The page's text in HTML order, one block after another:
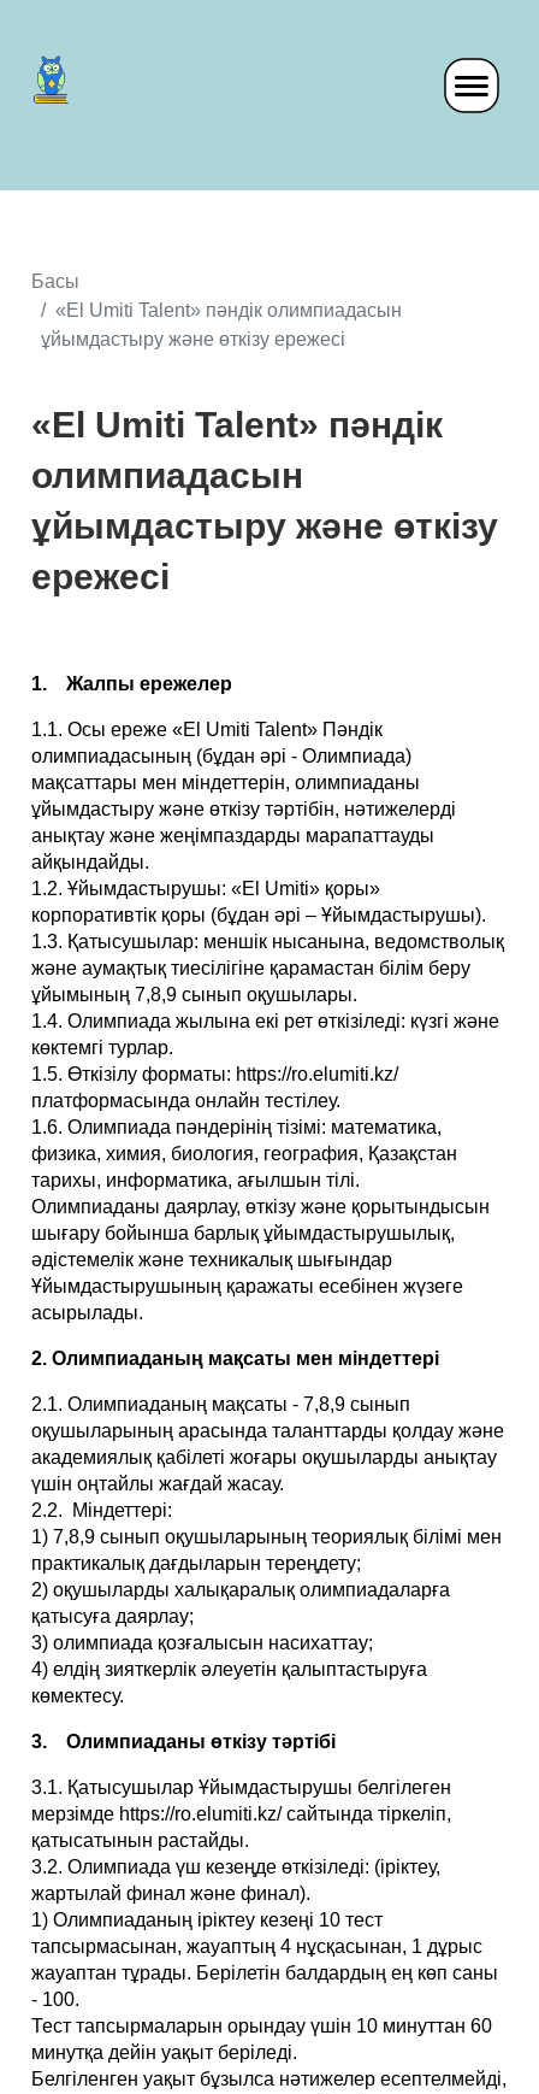
Басы
«El Umiti Talent» пәндік олимпиадасын
ұйымдастыру және өткізу ережесі
«El Umiti Talent» пәндік
олимпиадасын
ұйымдастыру және өткізу
ережесі
1. Жалпы ережелер
1.1. Осы ереже «El Umiti Talent» Пәндік
олимпиадасының (бұдан әрі - Олимпиада)
мақсаттары мен міндеттерін, олимпиаданы
ұйымдастыру және өткізу тәртібін, нәтижелерді
анықтау және жеңімпаздарды марапаттауды
айқындайды.
1.2. Ұйымдастырушы: «El Umiti» қоры»
корпоративтік қоры (бұдан әрі – Ұйымдастырушы).
1.3. Қатысушылар: меншік нысанына, ведомстволық
және аумақтық тиесілігіне қарамастан білім беру
ұйымының 7,8,9 сынып оқушылары.
1.4. Олимпиада жылына екі рет өткізіледі: күзгі және
көктемгі турлар.
1.5. Өткізілу форматы: https://ro.elumiti.kz/
платформасында онлайн тестілеу.
1.6. Олимпиада пәндерінің тізімі: математика,
физика, химия, биология, география, Қазақстан
тарихы, информатика, ағылшын тілі.
Олимпиаданы даярлау, өткізу және қорытындысын
шығару бойынша барлық ұйымдастырушылық,
әдістемелік және техникалық шығындар
Ұйымдастырушының қаражаты есебінен жүзеге
асырылады.
2. Олимпиаданың мақсаты мен міндеттері
2.1. Олимпиаданың мақсаты - 7,8,9 сынып
оқушыларының арасында таланттарды қолдау және
академиялық қабілеті жоғары оқушыларды анықтау
үшін оңтайлы жағдай жасау.
2.2. Міндеттері:
1) 7,8,9 сынып оқушыларының теориялық білімі мен
практикалық дағдыларын тереңдету;
2) оқушыларды халықаралық олимпиадаларға
қатысуға даярлау;
3) олимпиада қозғалысын насихаттау;
4) елдің зияткерлік әлеуетін қалыптастыруға
көмектесу.
3. Олимпиаданы өткізу тәртібі
3.1. Қатысушылар Ұйымдастырушы белгілеген
мерзімде https://ro.elumiti.kz/ сайтында тіркеліп,
қатысатынын растайды.
3.2. Олимпиада үш кезеңде өткізіледі: (іріктеу,
жартылай финал және финал).
1) Олимпиаданың іріктеу кезеңі 10 тест
тапсырмасынан, жауаптың 4 нұсқасынан, 1 дұрыс
жауаптан тұрады. Берілетін балдардың ең көп саны
- 100.
Тест тапсырмаларын орындау үшін 10 минуттан 60
минутқа дейін уақыт беріледі.
Белгіленген уақыт бұзылcа нәтижелер есептелмейді,